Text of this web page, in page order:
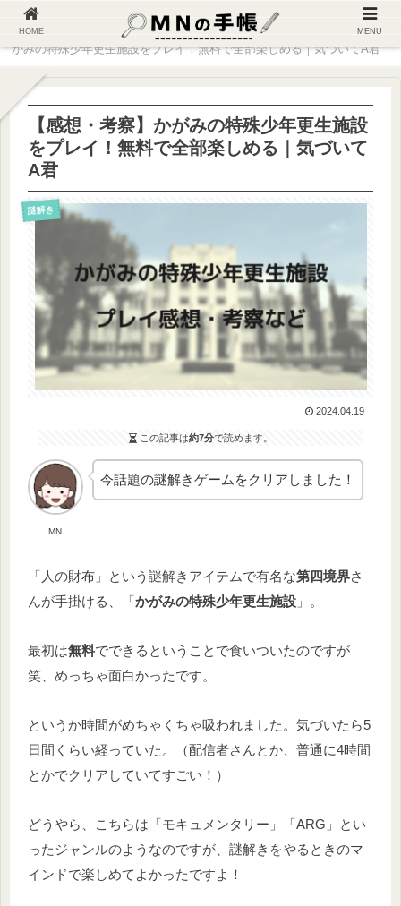
ホーム 旅行・体験 謎解き
【感想・考察】か
がみの特殊少年更生施設をプレイ！無料で全部楽しめる｜気づいてA君
【感想・考察】かがみの特殊少年更生施設
をプレイ！無料で全部楽しめる｜気づいて
A君
謎解き
2024.04.19
この記事は約7分で読めます。
MN
今話題の謎解きゲームをクリアしました！
「人の財布」という謎解きアイテムで有名な第四境界さ
んが手掛ける、「かがみの特殊少年更生施設 」。
最初は無料でできるということで食いついたのですが
笑、めっちゃ面白かったです。
というか時間がめちゃくちゃ吸われました。気づいたら5
日間くらい経っていた。（配信者さんとか、普通に4時間
とかでクリアしていてすごい！）
どうやら、こちらは「モキュメンタリー」「ARG」とい
ったジャンルのようなのですが、謎解きをやるときのマ
インドで楽しめてよかったですよ！
HOME MENU